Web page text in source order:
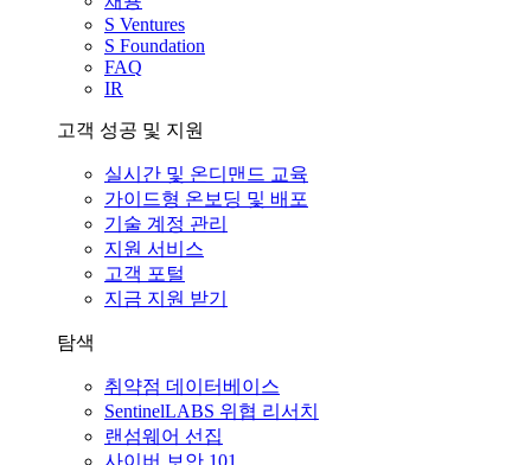
S Ventures
S Foundation
FAQ
IR
고객 성공 및 지원
실시간 및 온디맨드 교육
가이드형 온보딩 및 배포
기술 계정 관리
지원 서비스
고객 포털
지금 지원 받기
탐색
취약점 데이터베이스
SentinelLABS 위협 리서치
랜섬웨어 선집
사이버 보안 101